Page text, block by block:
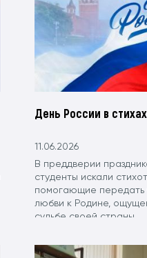
День России в
11.06.2026
В преддверии
студенты искали
помогающие передать
любви к Родине,
судьбе своей страны.